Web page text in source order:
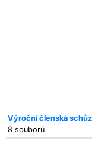
Výroční členská
8 souborů